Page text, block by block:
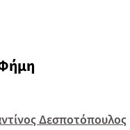
Δεσποτόπουλος